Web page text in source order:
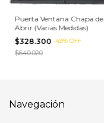
Puerta Ventana Chapa de
Abrir (Varias Medidas)
$328.300 -49%OFF
$640.020
Navegación